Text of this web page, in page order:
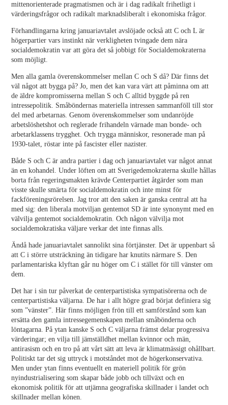
mittenorienterade pragmatismen och är i dag radikalt frihetligt i
värderingsfrågor och radikalt marknadsliberalt i ekonomiska frågor.
Förhandlingarna kring januariavtalet avslöjade också att C och L är
högerpartier vars instinkt när verkligheten tvingade dem nära
socialdemokratin var att göra det så jobbigt för Socialdemokraterna
som möjligt.
Men alla gamla överenskommelser mellan C och S då? Där finns det
väl något att bygga på? Jo, men det kan vara värt att påminna om att
de äldre kompromisserna mellan S och C alltid byggde på ren
intressepolitik. Småböndernas materiella intressen sammanföll till stor
del med arbetarnas. Genom överenskommelser som undanröjde
arbetslöshetshot och reglerade frihandeln värnade man bonde- och
arbetarklassens trygghet. Och trygga människor, resonerade man på
1930-talet, röstar inte på fascister eller nazister.
Både S och C är andra partier i dag och januariavtalet var något annat
än en kohandel. Under löften om att Sverigedemokraterna skulle hållas
borta från regeringsmakten krävde Centerpartiet åtgärder som man
visste skulle smärta för socialdemokratin och inte minst för
fackföreningsrörelsen. Jag tror att den saken är ganska central att ha
med sig: den liberala motviljan gentemot SD är inte synonymt med en
välvilja gentemot socialdemokratin. Och någon välvilja mot
socialdemokratiska väljare verkar det inte finnas alls.
Ändå hade januariavtalet sannolikt sina förtjänster. Det är uppenbart så
att C i större utsträckning än tidigare har knutits närmare S. Den
parlamentariska klyftan går nu höger om C i stället för till vänster om
dem.
Det har i sin tur påverkat de centerpartistiska sympatisörerna och de
centerpartistiska väljarna. De har i allt högre grad börjat definiera sig
som ”vänster”. Här finns möjligen frön till ett samförstånd som kan
ersätta den gamla intressegemenskapen mellan småbönderna och
löntagarna. På ytan kanske S och C väljarna främst delar progressiva
värderingar; en vilja till jämställdhet mellan kvinnor och män,
antirasism och en tro på att vårt sätt att leva är klimatmässigt ohållbart.
Politiskt tar det sig uttryck i motståndet mot de högerkonservativa.
Men under ytan finns eventuellt en materiell politik för grön
nyindustrialisering som skapar både jobb och tillväxt och en
ekonomisk politik för att utjämna geografiska skillnader i landet och
skillnader mellan könen.